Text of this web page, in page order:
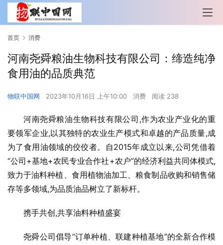
首页 消费
河南尧舜粮油生物科技有限公司：缔造纯净
食用油的品质典范
物联中国网 2023年10月16日 上午10:00 消费 阅读 238
河南尧舜粮油生物科技有限公司,作为农业产业化的重
要领军企业,以其独特的农业生产模式和卓越的产品质量,成
为了食用油领域的佼佼者。自2015年成立以来,公司凭借着
“公司+基地+农民专业合作社+农户”的经济利益共同体模式,
致力于油料种植、食用植物油加工、粮食制品收购和销售储
存等多领域,为品质油品树立了新标杆。
携手共创,共享油料种植盛宴
尧舜公司倡导“订单种植、联建种植基地”的全新合作模